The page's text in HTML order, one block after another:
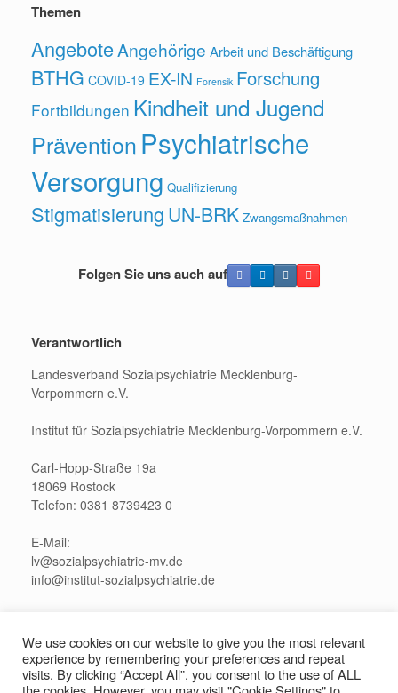
Themen
AngeboteAngehörige Arbeit und Beschäftigung
BTHG COVID-19 EX-IN Forensik Forschung
Fortbildungen Kindheit und Jugend
PräventionPsychiatrische
Versorgung Qualifizierung
Stigmatisierung UN-BRK Zwangsmaßnahmen
Folgen Sie uns auch auf
Verantwortlich
Landesverband Sozialpsychiatrie Mecklenburg-
Vorpommern e.V.
Institut für Sozialpsychiatrie Mecklenburg-Vorpommern e.V.
Carl-Hopp-Straße 19a
18069 Rostock
Telefon: 0381 8739423 0
E-Mail:
lv@sozialpsychiatrie-mv.de
info@institut-sozialpsychiatrie.de
presse@sozialpsychiatrie-mv.de
We use cookies on our website to give you the most relevant
experience by remembering your preferences and repeat
visits. By clicking “Accept All”, you consent to the use of ALL